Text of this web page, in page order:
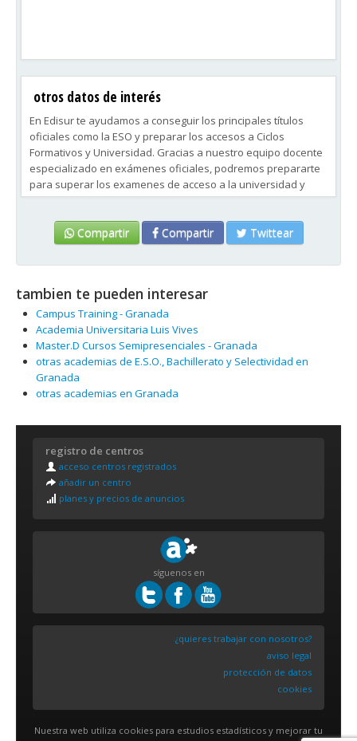
otros datos de interés
En Edisur te ayudamos a conseguir los principales títulos
oficiales como la ESO y preparar los accesos a Ciclos
Formativos y Universidad. Gracias a nuestro equipo docente
especializado en exámenes oficiales, podremos prepararte
para superar los examenes de acceso a la universidad y
ciclos formativos o a obtener el título oficial de la ESO.
Compartir Compartir Twittear
tambien te pueden interesar
Campus Training - Granada
Academia Universitaria Luis Vives
Master.D Cursos Semipresenciales - Granada
otras academias de E.S.O., Bachillerato y Selectividad en
Granada
otras academias en Granada
registro de centros
acceso centros registrados
añadir un centro
planes y precios de anuncios
síguenos en
¿quieres trabajar con nosotros?
aviso legal
protección de datos
cookies
Nuestra web utiliza cookies para estudios estadísticos y mejorar tu